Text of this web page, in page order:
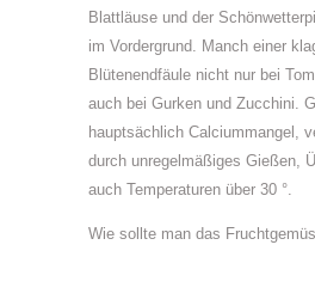
Blattläuse und der
im Vordergrund. Manch einer
Blütenendfäule nicht nur bei
auch bei Gurken und Zucchini.
hauptsächlich Calciummangel,
durch unregelmäßiges Gießen,
auch Temperaturen über 30 °.
Wie sollte man das